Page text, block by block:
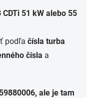
51 kW alebo 55
podľa čísla turba
čísla a
ale je tam